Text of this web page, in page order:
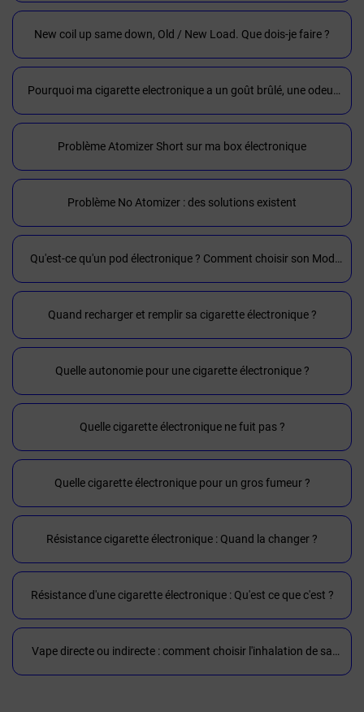
materiel
New coil up same down, Old / New Load. Que dois-je faire ?
Pourquoi ma cigarette electronique a un goût brûlé, une odeur
de cramé ?
Problème Atomizer Short sur ma box électronique
Problème No Atomizer : des solutions existent
Qu'est-ce qu'un pod électronique ? Comment choisir son Mod
pod ?
Quand recharger et remplir sa cigarette électronique ?
Quelle autonomie pour une cigarette électronique ?
Quelle cigarette électronique ne fuit pas ?
Quelle cigarette électronique pour un gros fumeur ?
Résistance cigarette électronique : Quand la changer ?
Résistance d'une cigarette électronique : Qu'est ce que c'est ?
Vape directe ou indirecte : comment choisir l'inhalation de sa